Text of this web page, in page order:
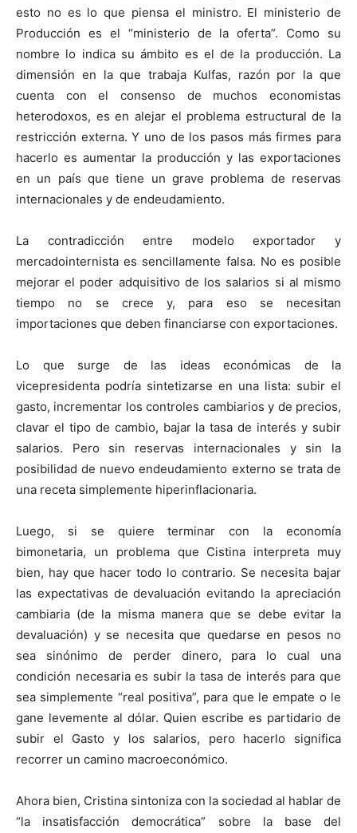
esto no es lo que piensa el ministro. El ministerio de
Producción es el “ministerio de la oferta”. Como su
nombre lo indica su ámbito es el de la producción. La
dimensión en la que trabaja Kulfas, razón por la que
cuenta con el consenso de muchos economistas
heterodoxos, es en alejar el problema estructural de la
restricción externa. Y uno de los pasos más firmes para
hacerlo es aumentar la producción y las exportaciones
en un país que tiene un grave problema de reservas
internacionales y de endeudamiento.
La contradicción entre modelo exportador y
mercadointernista es sencillamente falsa. No es posible
mejorar el poder adquisitivo de los salarios si al mismo
tiempo no se crece y, para eso se necesitan
importaciones que deben financiarse con exportaciones.
Lo que surge de las ideas económicas de la
vicepresidenta podría sintetizarse en una lista: subir el
gasto, incrementar los controles cambiarios y de precios,
clavar el tipo de cambio, bajar la tasa de interés y subir
salarios. Pero sin reservas internacionales y sin la
posibilidad de nuevo endeudamiento externo se trata de
una receta simplemente hiperinflacionaria.
Luego, si se quiere terminar con la economía
bimonetaria, un problema que Cistina interpreta muy
bien, hay que hacer todo lo contrario. Se necesita bajar
las expectativas de devaluación evitando la apreciación
cambiaria (de la misma manera que se debe evitar la
devaluación) y se necesita que quedarse en pesos no
sea sinónimo de perder dinero, para lo cual una
condición necesaria es subir la tasa de interés para que
sea simplemente “real positiva”, para que le empate o le
gane levemente al dólar. Quien escribe es partidario de
subir el Gasto y los salarios, pero hacerlo significa
recorrer un camino macroeconómico.
Ahora bien, Cristina sintoniza con la sociedad al hablar de
“la insatisfacción democrática” sobre la base del